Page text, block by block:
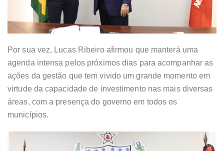
Por sua vez, Lucas Ribeiro afirmou que manterá uma
agenda intensa pelos próximos dias para acompanhar as
ações da gestão que tem vivido um grande momento em
virtude da capacidade de investimento nas mais diversas
áreas, com a presença do governo em todos os
municípios.